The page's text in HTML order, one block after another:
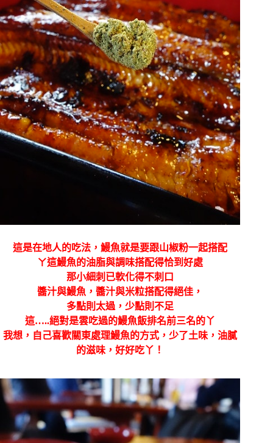
這是在地人的吃法，鰻魚就是要跟山椒粉一起搭配
ㄚ這鰻魚的油脂與調味搭配得恰到好處
那小細刺已軟化得不刺口
醬汁與鰻魚，醬汁與米粒搭配得絕佳，
多點則太過，少點則不足
這…..絕對是雲吃過的鰻魚飯排名前三名的丫
我想，自己喜歡關東處理鰻魚的方式，少了土味，油膩
的滋味，好好吃丫！